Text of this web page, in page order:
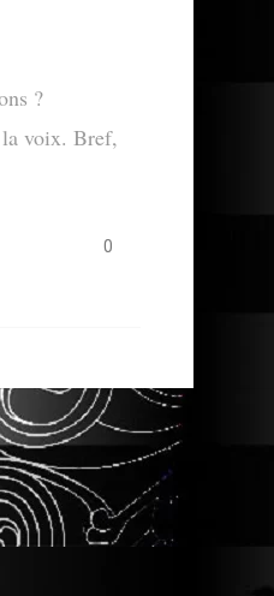
?
la voix. Bref,
0